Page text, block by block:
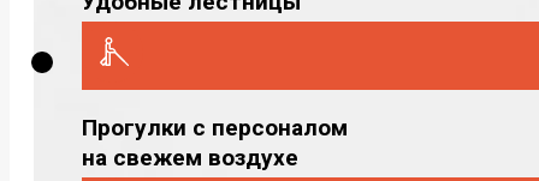
Прогулки с персоналом
на свежем воздухе